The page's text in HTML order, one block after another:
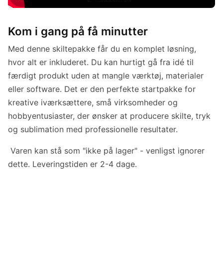
Kom i gang på få minutter
Med denne skiltepakke får du en komplet løsning,
hvor alt er inkluderet. Du kan hurtigt gå fra idé til
færdigt produkt uden at mangle værktøj, materialer
eller software. Det er den perfekte startpakke for
kreative iværksættere, små virksomheder og
hobbyentusiaster, der ønsker at producere skilte, tryk
og sublimation med professionelle resultater.
Varen kan stå som "ikke på lager" - venligst ignorer
dette. Leveringstiden er 2-4 dage.